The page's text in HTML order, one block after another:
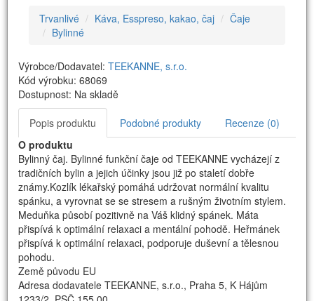
Trvanlivé Káva, Esspreso, kakao, čaj
Čaje
Bylinné
Výrobce/Dodavatel: TEEKANNE, s.r.o.
Kód výrobku: 68069
Dostupnost: Na skladě
Popis produktu Podobné produkty
Recenze (0)
O produktu
Bylinný čaj. Bylinné funkční čaje od TEEKANNE vycházejí z
tradičních bylin a jejich účinky jsou již po staletí dobře
známy.Kozlík lékařský pomáhá udržovat normální kvalitu
spánku, a vyrovnat se se stresem a rušným životním stylem.
Meduňka působí pozitivně na Váš klidný spánek. Máta
přispívá k optimální relaxaci a mentální pohodě. Heřmánek
přispívá k optimální relaxaci, podporuje duševní a tělesnou
pohodu.
Země původu EU
Adresa dodavatele TEEKANNE, s.r.o., Praha 5, K Hájům